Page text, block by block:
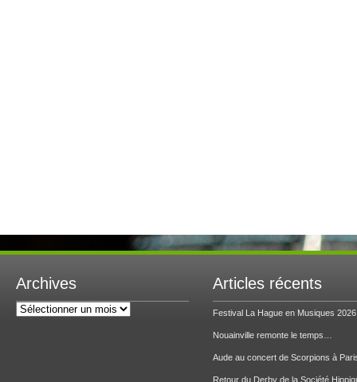
Archives
Archives
Articles récents
Festival La Hague en Musiques 2026
Nouainville remonte le temps…
Aude au concert de Scorpions à
Retour du Derby de la Société